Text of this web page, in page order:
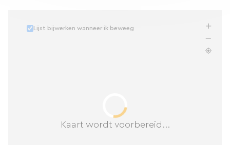
Kaart wordt voorbereid...
Lijst bijwerken wanneer ik beweeg